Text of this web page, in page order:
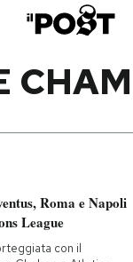
Roma e Napoli
League
con il